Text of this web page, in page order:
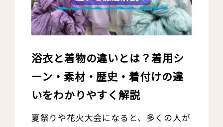
浴衣と着物の違いとは？着用シ
ーン・素材・歴史・着付けの違
いをわかりやすく解説
夏祭りや花火大会になると、多くの人が